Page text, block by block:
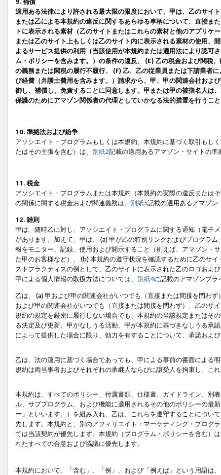
9. 補償
適用ある法律により許される最大限の限度において、甲は、乙のサイ
または乙による本規約の違反に関するあらゆる事柄について、直接ま
トに表示される素材（乙のサイトまたはこれらの素材と他のアプリ
または乙のサイト上もしくは乙のサイト内に表示される素材の使用、
よるサービス提供の利用（当該使用が本規約または適用法により認可
ム・ポリシーを含みます。）の条件の違反、 (E) 乙の税金および関税
の義務または関税の履行不履行、 (F) 乙、乙の従業員または下請業者
び経費（弁護士費用を含みます。）請求から、甲、甲の関連会社およ
御し、補償し、免責することに同意します。甲または甲の被指名人は
保護のためにアマゾン関係者の代理としていかなる法的措置を行うこ
10. 準拠法および紛争
アソシエイト・プログラムもしくは本規約、本規約に基づく取引もし
たはその主張を含む）は、 別紙2記載の適用あるアマゾン・サイトの
11. 税金
アソシエイト・プログラムまたは本規約（本規約の実際の違反または
の関係に関する税金および関連義務は、 別紙3記載の適用あるアマゾン
12. 雑則
甲は、随時乙に対し、アソシエイト・プログラムに関する通知（電子
があります。加えて、甲は、 (a) 甲が乙の特別リンクおよびプログラ
報をモニター、記録、使用および開示すること（例えば、アマゾン・
た甲のお客様など）、 (b) 本規約の遵守状況を確認するために乙のサ
ストプラクティスの例として、乙のサイトに表示された乙のロゴおよ
甲による個人情報の取扱方法については、 別紙4に記載のアマゾンプ
乙は、 (a) 甲および甲の関連会社がいつでも（直接または間接を問わ
および甲の関連会社がいつでも（直接または間接を問わず）、乙のサ
規約の規定を厳密に履行しない場合でも、本規約の当該規定またはそ
る決定及び更新、甲がなしうる活動、甲が本規約に基づきなしうる承
によって提供した場合に限り、効力を有することについて、承諾およ
乙は、法の運用に基づく場合であっても、甲による事前の書面による
規約は両当事者およびそれぞれの承継人ならびに譲受人を拘束し、こ
本規約は、すべてのポリシー、付属書類、仕様書、ガイドライン、別
ル、サブプログラム、および機能に適用されるその他のポリシーの最
ー 」といいます。）を組み入れ、乙は、これらを遵守することにつ
先します。本規約と、別のアフィリエイト・マーケティング・プログ
ては当該契約が優先します。本規約（プログラム・ポリシーを含む）
れたすべての合意および協議に優先します。
本規約において、「含む」、「例」、および「例えば」という用語は